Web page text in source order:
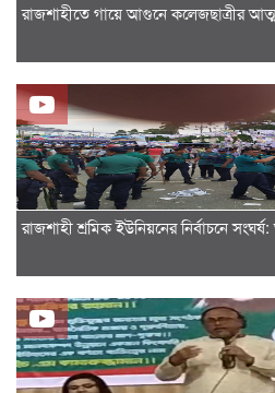
রাজশাহীতে গায়ে আগুনে কলেজছাত্রীর
রাজশাহী শ্রমিক ইউনিয়নের নির্বাচনে